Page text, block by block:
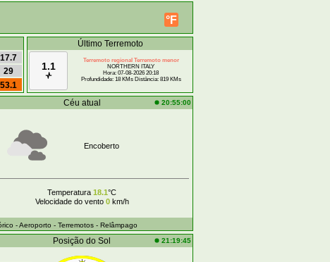
°F
17.7
29
53.1
Último Terremoto
1.1
Terremoto regional Terremoto menor
NORTHERN ITALY
Hora: 07-08-2026 20:18
Profundidade: 18 KMs Distância: 819 KMs
Céu atual 20:55:00
Encoberto
Temperatura 18.1°C
Velocidade do vento 0km/h
- Aeroporto - Terremotos - Relâmpago
Posição do Sol 21:19:45